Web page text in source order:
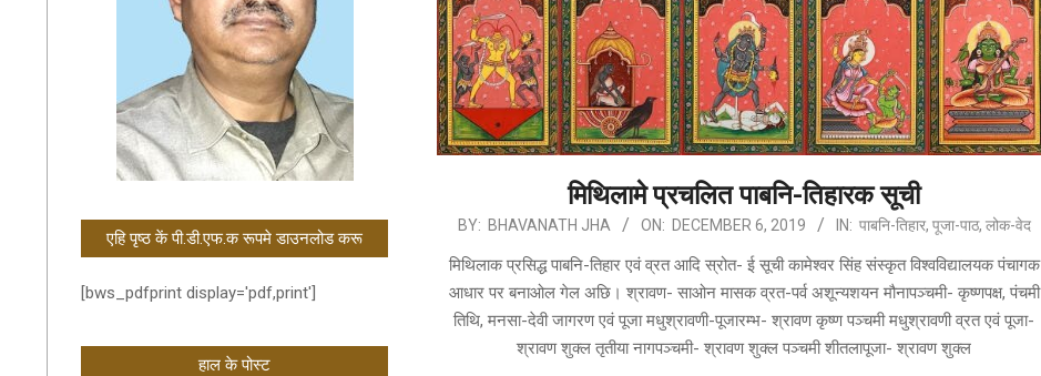
मिथिलामे प्रचलित पाबनि-तिहारक सूची
2019-
12-
BY: BHAVANATH JHA ON: DECEMBER 6, 2019 IN: पाबनि-तिहार, पूजा-पाठ, लोक-वेद
मिथिलाक प्रसिद्ध पाबनि-तिहार एवं व्रत आदि स्रोत- ई सूची कामेश्वर सिंह संस्कृत विश्वविद्यालयक पंचागक
आधार पर बनाओल गेल अछि। श्रावण- साओन मासक व्रत-पर्व अशून्यशयन मौनापञ्चमी- कृष्णपक्ष, पंचमी
तिथि, मनसा-देवी जागरण एवं पूजा मधुश्रावणी-पूजारम्भ- श्रावण कृष्ण पञ्चमी मधुश्रावणी व्रत एवं पूजा-
श्रावण शुक्ल तृतीया नागपञ्चमी- श्रावण शुक्ल पञ्चमी शीतलापूजा- श्रावण शुक्ल
एहि पृष्ठ कें पी.डी.एफ.क रूपमे डाउनलोड करू
[bws_pdfprint display='pdf,print']
हाल के पोस्ट